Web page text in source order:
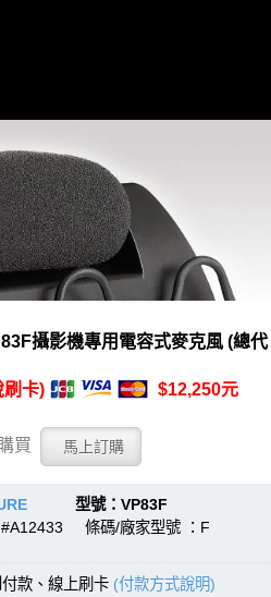
)||XLR(M公頭)||3.5mm小
攝影機專用電容式麥克風 (總代
刷卡)
$12,250元
買
型號：VP83F
#A12433 條碼/廠家型號 ：F
款、線上刷卡 (付款方式說明)